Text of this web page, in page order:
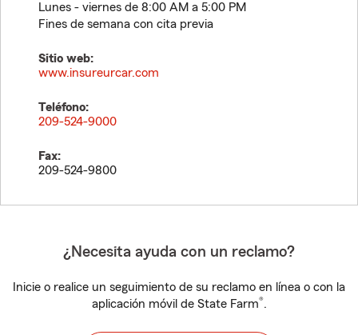
Lunes - viernes de 8:00 AM a 5:00 PM
Fines de semana con cita previa
Sitio web:
www.insureurcar.com
Teléfono:
209-524-9000
Fax:
209-524-9800
¿Necesita ayuda con un reclamo?
Inicie o realice un seguimiento de su reclamo en línea o con la
aplicación móvil de State Farm®.